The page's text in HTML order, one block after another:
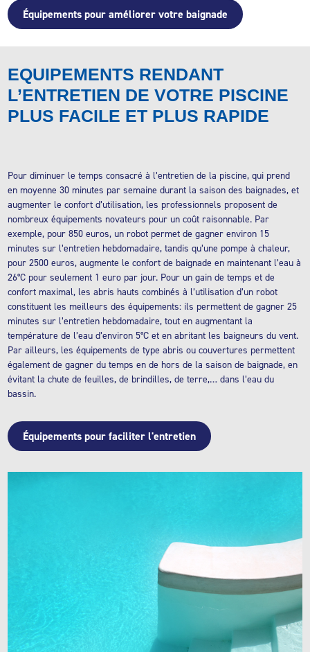
Équipements pour améliorer votre baignade
EQUIPEMENTS RENDANT
L’ENTRETIEN DE VOTRE PISCINE
PLUS FACILE ET PLUS RAPIDE
Pour diminuer le temps consacré à l’entretien de la piscine, qui prend
en moyenne 30 minutes par semaine durant la saison des baignades, et
augmenter le confort d’utilisation, les professionnels proposent de
nombreux équipements novateurs pour un coût raisonnable. Par
exemple, pour 850 euros, un robot permet de gagner environ 15
minutes sur l’entretien hebdomadaire, tandis qu’une pompe à chaleur,
pour 2500 euros, augmente le confort de baignade en maintenant l’eau à
26°C pour seulement 1 euro par jour. Pour un gain de temps et de
confort maximal, les abris hauts combinés à l’utilisation d’un robot
constituent les meilleurs des équipements: ils permettent de gagner 25
minutes sur l’entretien hebdomadaire, tout en augmentant la
température de l’eau d’environ 5°C et en abritant les baigneurs du vent.
Par ailleurs, les équipements de type abris ou couvertures permettent
également de gagner du temps en de hors de la saison de baignade, en
évitant la chute de feuilles, de brindilles, de terre,… dans l’eau du
bassin.
Équipements pour faciliter l'entretien